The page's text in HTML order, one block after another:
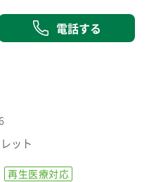
電話する
ット
再生医療対応